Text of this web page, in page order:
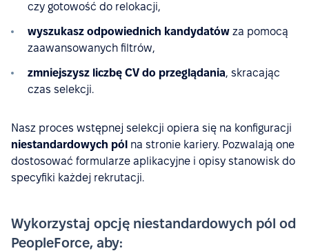
czy gotowość do relokacji,
wyszukasz odpowiednich kandydatów za pomocą
zaawansowanych filtrów,
zmniejszysz liczbę CV do przeglądania, skracając
czas selekcji.
Nasz proces wstępnej selekcji opiera się na konfiguracji
niestandardowych pól na stronie kariery. Pozwalają one
dostosować formularze aplikacyjne i opisy stanowisk do
specyfiki każdej rekrutacji.
Wykorzystaj opcję niestandardowych pól od
PeopleForce, aby: